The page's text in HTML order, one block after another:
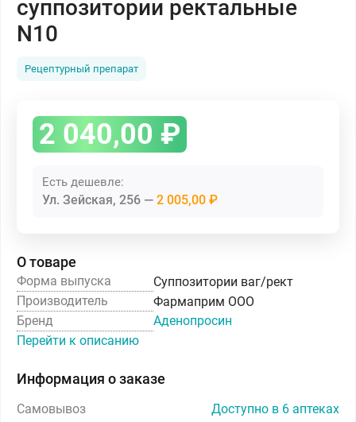
суппозитории ректальные
N10
Рецептурный препарат
2 040,00 ₽
Есть дешевле:
Ул. Зейская, 256 2 005,00 ₽
О товаре
Форма выпуска
Суппозитории ваг/рект
Производитель
Фармаприм ООО
Бренд
Аденопросин
Перейти к описанию
Информация о заказе
Самовывоз Доступно в 6 аптеках